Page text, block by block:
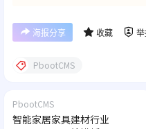
海报分享 收藏 举
PbootCMS
PbootCMS
智能家居家具建材行业